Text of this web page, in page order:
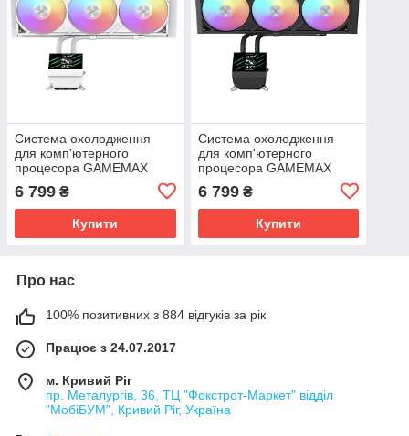
Система охолодження
для комп'ютерного
процесора GAMEMAX
6 799 ₴
Купити
Система охолодження
для комп'ютерного
процесора GAMEMAX
6 799₴
Купити
Про нас
100% позитивних з 884 відгуків за рік
Працює з 24.07.2017
м. Кривий Ріг
пр. Металургів, 36, ТЦ "Фокстрот-Маркет" відділ
"МобіБУМ", Кривий Ріг, Україна